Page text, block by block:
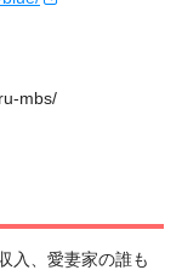
mbs/
入、愛妻家の誰も